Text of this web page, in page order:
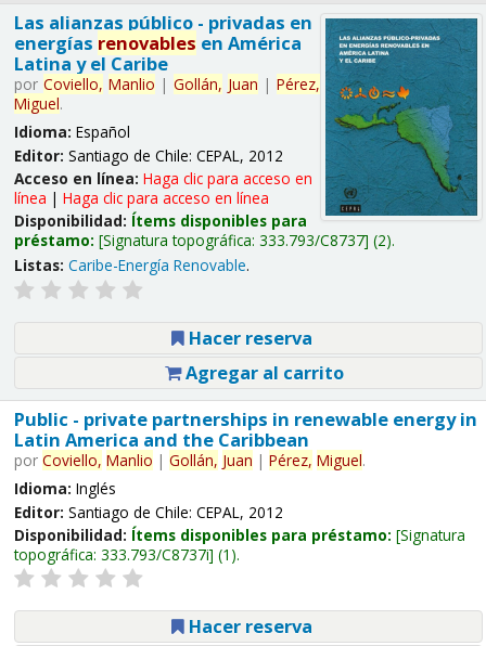
Las alianzas público - privadas en
energías renovables en América
Latina y el Caribe
por Coviello, Manlio | Gollán, Juan | Pérez,
Miguel.
Idioma: Español
Editor: Santiago de Chile: CEPAL, 2012
Acceso en línea: Haga clic para acceso en
línea | Haga clic para acceso en línea
Disponibilidad: Ítems disponibles para
préstamo: Signatura topográfica: 333.793/C8737 (2).
Listas: Caribe-Energía Renovable.
Hacer reserva
Agregar al carrito
Public - private partnerships in renewable energy in
Latin America and the Caribbean
por Coviello, Manlio | Gollán, Juan | Pérez, Miguel.
Idioma: Inglés
Editor: Santiago de Chile: CEPAL, 2012
Disponibilidad: Ítems disponibles para préstamo: Signatura
topográfica: 333.793/C8737i (1).
Hacer reserva